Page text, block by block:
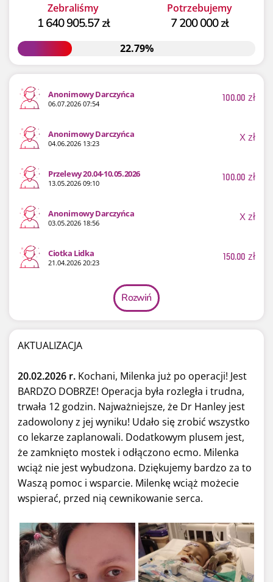
Zebraliśmy
1 640 905.57 zł
Potrzebujemy
7 200 000 zł
22.79%
22.79%
Anonimowy Darczyńca
06.07.2026 07:54 100.00 zł
Anonimowy Darczyńca
04.06.2026 13:23 Xzł
Przelewy 20.04-10.05.2026
13.05.2026 09:10 100.00 zł
Anonimowy Darczyńca
03.05.2026 18:56 Xzł
Ciotka Lidka
21.04.2026 20:23 150.00 zł
Rozwiń
AKTUALIZACJA
20.02.2026 r. Kochani, Milenka już po operacji! Jest
BARDZO DOBRZE! Operacja była rozległa i trudna,
trwała 12 godzin. Najważniejsze, że Dr Hanley jest
zadowolony z jej wyniku! Udało się zrobić wszystko
co lekarze zaplanowali. Dodatkowym plusem jest,
że zamknięto mostek i odłączono ecmo. Milenka
wciąż nie jest wybudzona. Dziękujemy bardzo za to
Waszą pomoc i wsparcie. Milenkę wciąż możecie
wspierać, przed nią cewnikowanie serca.